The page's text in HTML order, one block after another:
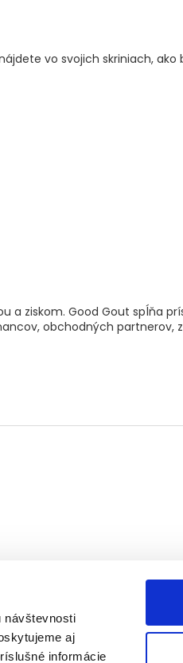
návštevnosti
aj
informácie
vo svojich skriniach, ako
a ziskom. Good Gout spĺňa
obchodných partnerov,